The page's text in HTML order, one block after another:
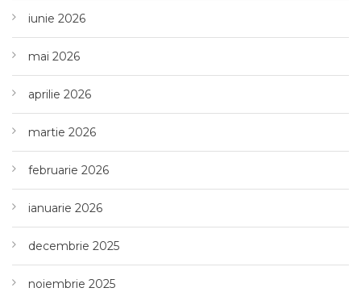
iunie 2026
mai 2026
aprilie 2026
martie 2026
februarie 2026
ianuarie 2026
decembrie 2025
noiembrie 2025